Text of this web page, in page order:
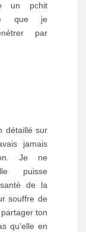
un pchit
que je
par
détaillé sur
jamais
Je ne
puisse
de la
souffre de
ton
qu'elle en